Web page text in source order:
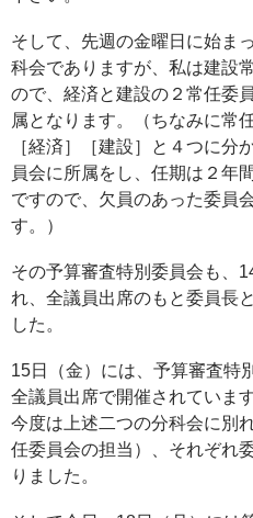
そして、先週の金曜日に始ま
科会でありますが、私は建設
ので、経済と建設の２常任委
属となります。（ちなみに常
［経済］［建設］と４つに分
員会に所属をし、任期は２年
ですので、欠員のあった委員
す。）
その予算審査特別委員会も、
れ、全議員出席のもと委員長
した。
15日（金）には、予算審査特
全議員出席で開催されていま
今度は上述二つの分科会に別
任委員会の担当）、それぞれ
りました。